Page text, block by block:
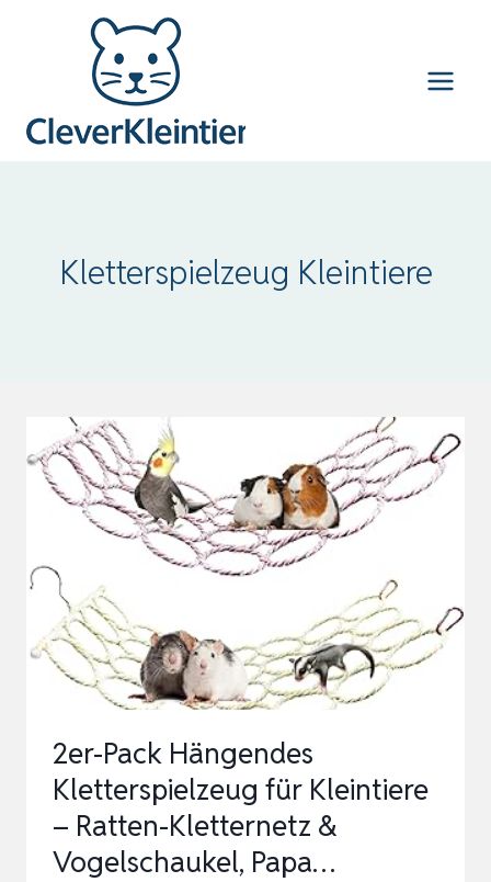
Kletterspielzeug Kleintiere
2er-Pack Hängendes
Kletterspielzeug für Kleintiere
– Ratten-Kletternetz &
Vogelschaukel, Papa…